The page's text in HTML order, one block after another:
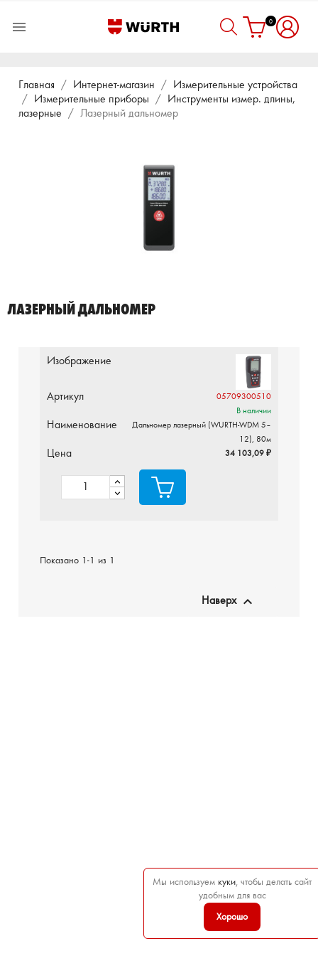
Мы используем куки , чтобы делать сайт
удобным для вас
Хорошо
 0
Главная Интернет-магазин
Измерительные устройства
Измерительные приборы
Инструменты измер. длины,
лазерные
Лазерный дальномер
ЛАЗЕРНЫЙ ДАЛЬНОМЕР
Изображение
Артикул
05709300510
В наличии
Наименование
Дальномер лазерный (WURTH-WDM 5–
12), 80м
Цена 34 103,09 ₽
Показано 1-1 из 1
Наверх 